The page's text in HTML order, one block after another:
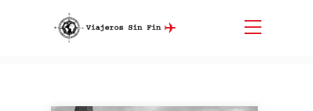
Etiqueta:Buenos Aires